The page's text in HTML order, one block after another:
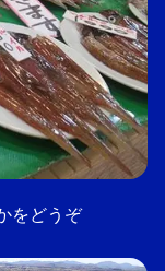
をどうぞ